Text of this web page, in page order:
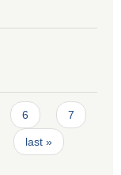
6 7
last »